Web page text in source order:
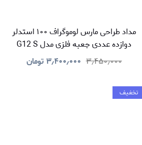
مداد طراحی مارس لوموگراف ۱۰۰ استدلر
دوازده عددی جعبه فلزی مدل G12 S
۳٫۴۵۰٫۰۰۰ ۳٫۴۰۰٫۰۰۰ تومان
تخفیف